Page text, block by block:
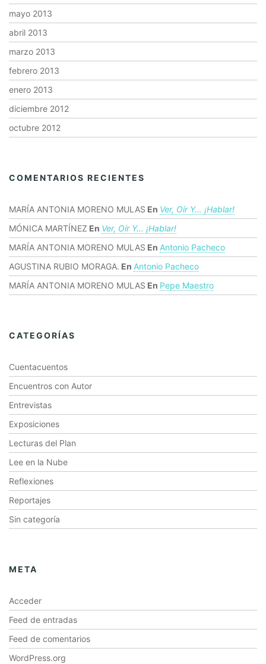
mayo 2013
abril 2013
marzo 2013
febrero 2013
enero 2013
diciembre 2012
octubre 2012
COMENTARIOS RECIENTES
MARÍA ANTONIA MORENO MULAS En Ver, Oír Y… ¡hablar!
MÓNICA MARTÍNEZ En Ver, Oír Y… ¡hablar!
MARÍA ANTONIA MORENO MULAS En Antonio Pacheco
AGUSTINA RUBIO MORAGA. En Antonio Pacheco
MARÍA ANTONIA MORENO MULAS En Pepe Maestro
CATEGORÍAS
Cuentacuentos
Encuentros con Autor
Entrevistas
Exposiciones
Lecturas del Plan
Lee en la Nube
Reflexiones
Reportajes
Sin categoría
META
Acceder
Feed de entradas
Feed de comentarios
WordPress.org